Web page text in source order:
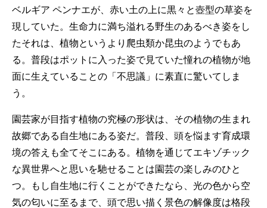
ベルギア ペンナエが、赤い土の上に黒々と壺型の草姿を
現していた。生命力に満ち溢れる野生のあるべき姿をし
たそれは、植物というより爬虫類か昆虫のようでもあ
る。普段はポットに入った姿で見ていた憧れの植物が地
面に生えていることの「不思議」に素直に驚いてしま
う。
園芸家が目指す植物の究極の形状は、その植物の生まれ
故郷である自生地にある姿だ。普段、頭を悩ます育成環
境の答えも全てそこにある。植物を通じてエキゾチック
な異世界へと思いを馳せることは園芸の楽しみのひと
つ。もし自生地に行くことができたなら、光の色から空
気の匂いに至るまで、頭で思い描く景色の解像度は格段